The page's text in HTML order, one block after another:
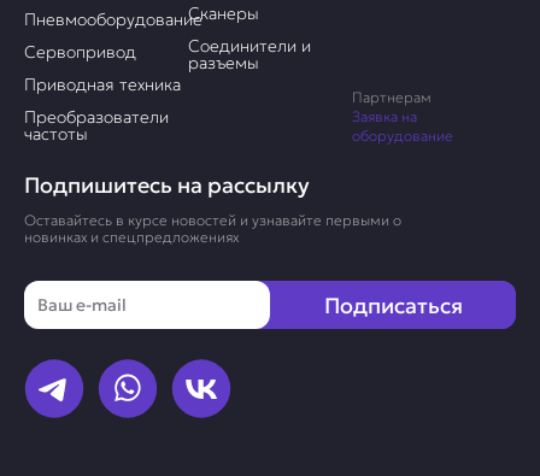
Подпишитесь на рассылку
Оставайтесь в курсе новостей и узнавайте первыми о
новинках и спецпредложениях
Email
Подписаться
Пневмооборудование
Сервопривод
Приводная техника
Преобразователи
частоты
Сканеры
Соединители и
разъемы
Партнерам
Заявка на
оборудование